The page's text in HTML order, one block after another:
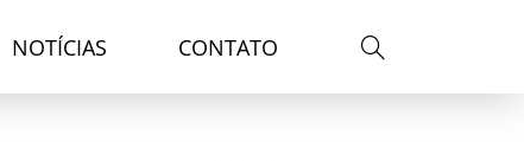
NOTÍCIAS CONTATO